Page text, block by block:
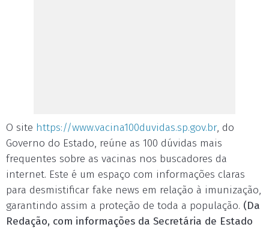
O site https://www.vacina100duvidas.sp.gov.br, do
Governo do Estado, reúne as 100 dúvidas mais
frequentes sobre as vacinas nos buscadores da
internet. Este é um espaço com informações claras
para desmistificar fake news em relação à imunização,
garantindo assim a proteção de toda a população. (Da
Redação, com informações da Secretária de Estado